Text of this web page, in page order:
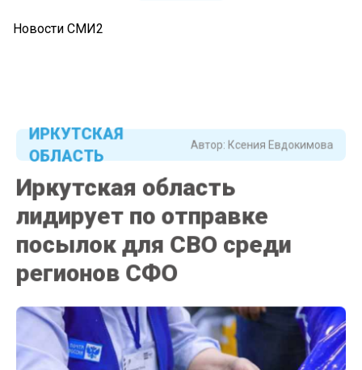
Новости СМИ2
Автор:Ксения Евдокимова
ОБЛАСТЬ
Иркутская область
лидирует по отправке
посылок для СВО среди
регионов СФО